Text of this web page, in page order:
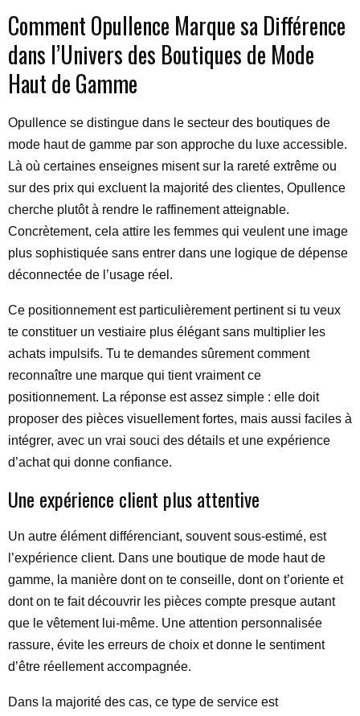
Comment Opullence Marque sa Différence
dans l’Univers des Boutiques de Mode
Haut de Gamme
Opullence se distingue dans le secteur des boutiques de
mode haut de gamme par son approche du luxe accessible.
Là où certaines enseignes misent sur la rareté extrême ou
sur des prix qui excluent la majorité des clientes, Opullence
cherche plutôt à rendre le raffinement atteignable.
Concrètement, cela attire les femmes qui veulent une image
plus sophistiquée sans entrer dans une logique de dépense
déconnectée de l’usage réel.
Ce positionnement est particulièrement pertinent si tu veux
te constituer un vestiaire plus élégant sans multiplier les
achats impulsifs. Tu te demandes sûrement comment
reconnaître une marque qui tient vraiment ce
positionnement. La réponse est assez simple : elle doit
proposer des pièces visuellement fortes, mais aussi faciles à
intégrer, avec un vrai souci des détails et une expérience
d’achat qui donne confiance.
Une expérience client plus attentive
Un autre élément différenciant, souvent sous-estimé, est
l’expérience client. Dans une boutique de mode haut de
gamme, la manière dont on te conseille, dont on t’oriente et
dont on te fait découvrir les pièces compte presque autant
que le vêtement lui-même. Une attention personnalisée
rassure, évite les erreurs de choix et donne le sentiment
d’être réellement accompagnée.
Dans la majorité des cas, ce type de service est